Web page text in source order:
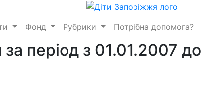
Фонд Рубрики Потрібна допомога?
період з 01.01.2007 до